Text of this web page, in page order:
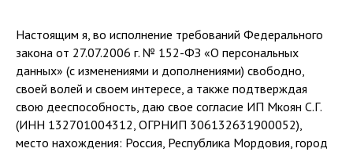
Настоящим я, во исполнение требований Федерального
закона от 27.07.2006 г. № 152-ФЗ «О персональных
данных» (с изменениями и дополнениями) свободно,
своей волей и своем интересе, а также подтверждая
свою дееспособность, даю свое согласие ИП Мкоян С.Г.
(ИНН 132701004312, ОГРНИП 306132631900052),
место нахождения: Россия, Республика Мордовия, город